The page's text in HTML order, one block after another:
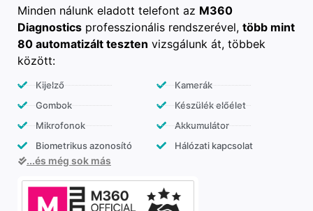
Minden nálunk eladott telefont az M360
Diagnostics professzionális rendszerével, több mint
80 automatizált teszten vizsgálunk át, többek
között:
Kijelző
Gombok
Mikrofonok
Biometrikus azonosító
Kamerák
Készülék előélet
Akkumulátor
Hálózati kapcsolat
...és még sok más